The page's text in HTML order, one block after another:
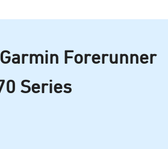
Forerunner
Series